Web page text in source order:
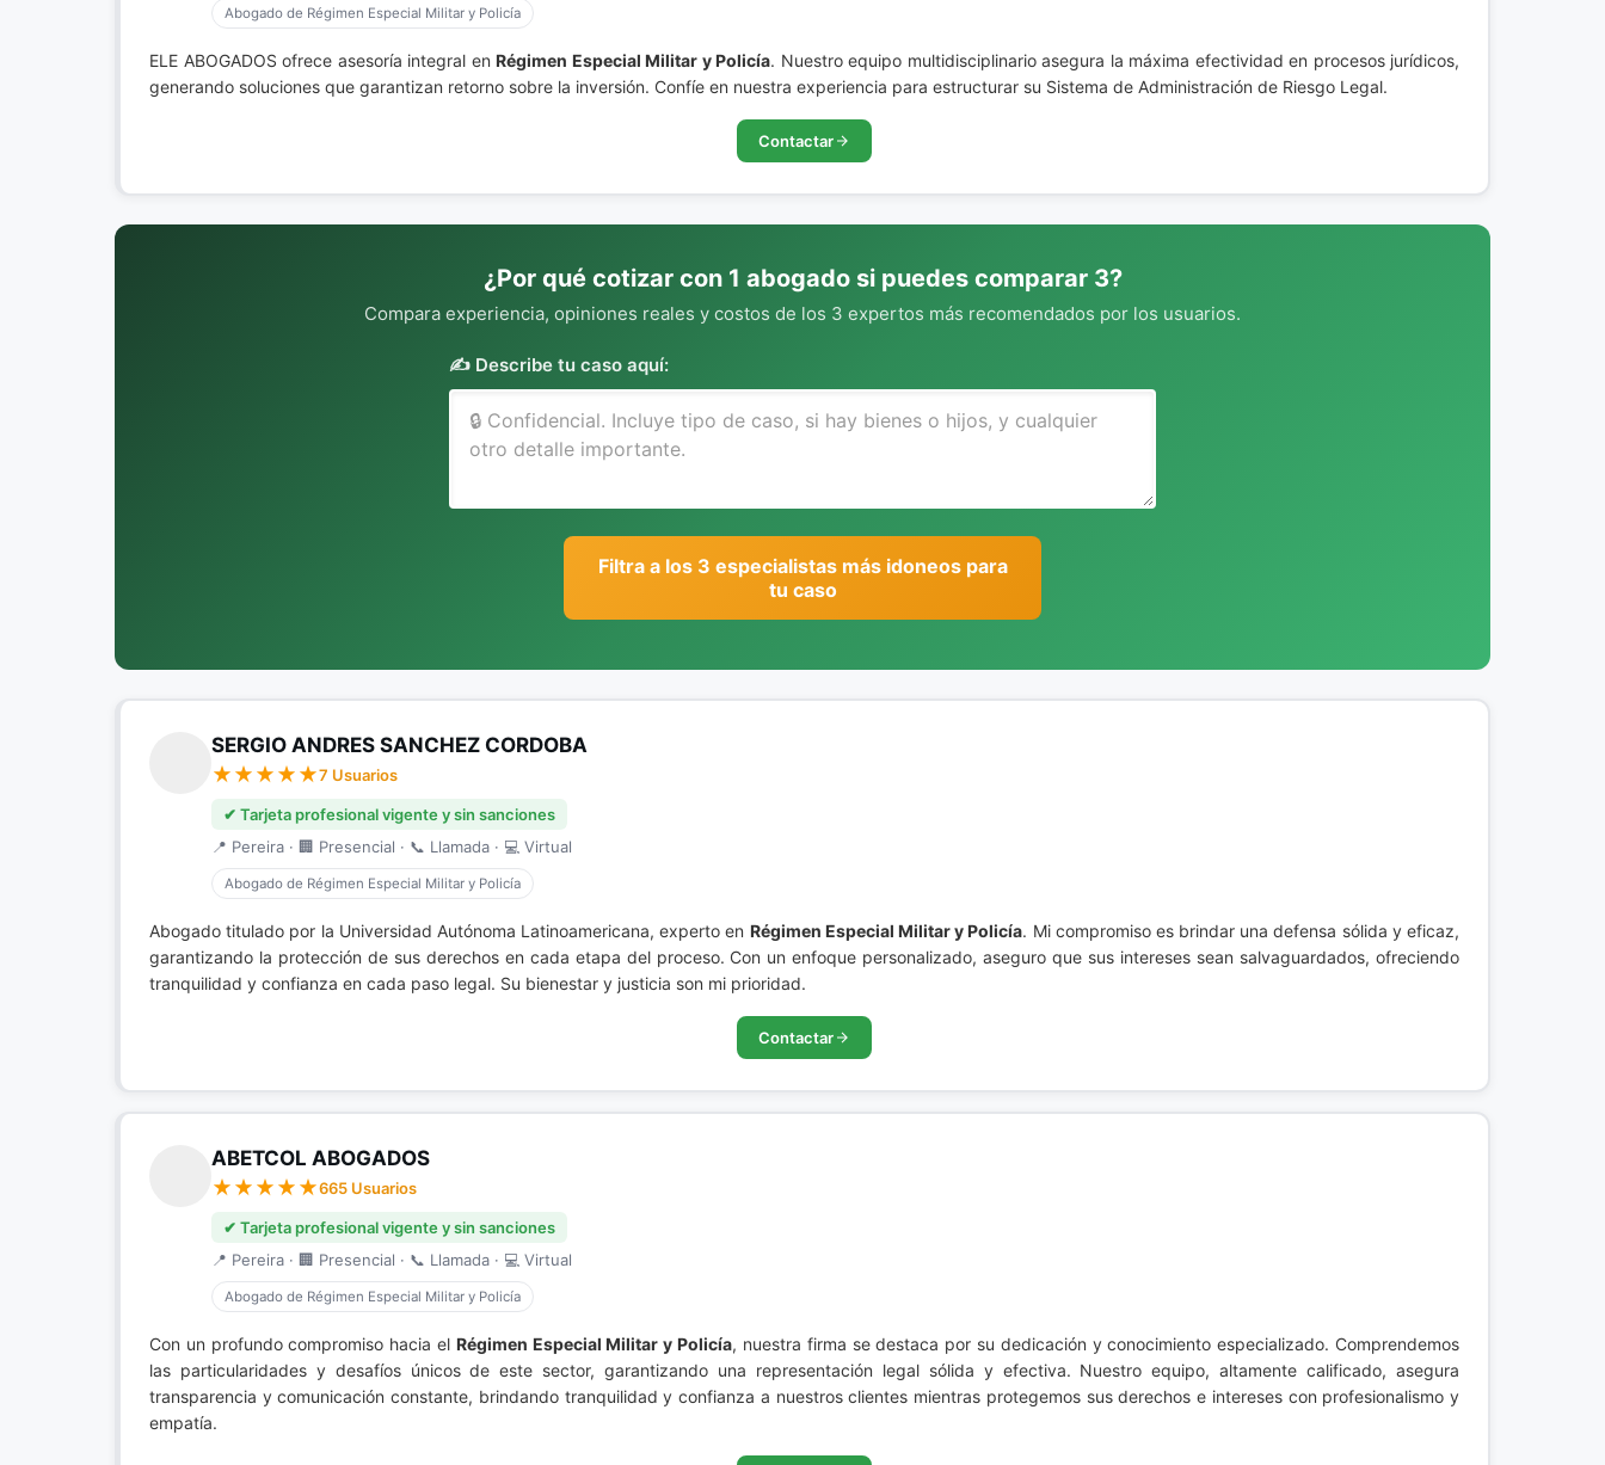
Abogado de Régimen Especial Militar y Policía
ELE ABOGADOS ofrece asesoría integral en Régimen Especial Militar y Policía. Nuestro equipo multidisciplinario asegura la máxima efectividad en procesos jurídicos,
generando soluciones que garantizan retorno sobre la inversión. Confíe en nuestra experiencia para estructurar su Sistema de Administración de Riesgo Legal.
Contactar
¿Por qué cotizar con 1 abogado si puedes comparar 3?
Compara experiencia, opiniones reales y costos de los 3 expertos más recomendados por los usuarios.
✍️ Describe tu caso aquí:
Filtra a los 3 especialistas más idoneos para
tu caso
SERGIO ANDRES SANCHEZ CORDOBA
7 Usuarios
✔ Tarjeta profesional vigente y sin sanciones
📍 Pereira · 🏢 Presencial · 📞 Llamada · 💻 Virtual
Abogado de Régimen Especial Militar y Policía
Abogado titulado por la Universidad Autónoma Latinoamericana, experto en Régimen Especial Militar y Policía. Mi compromiso es brindar una defensa sólida y eficaz,
garantizando la protección de sus derechos en cada etapa del proceso. Con un enfoque personalizado, aseguro que sus intereses sean salvaguardados, ofreciendo
tranquilidad y confianza en cada paso legal. Su bienestar y justicia son mi prioridad.
Contactar
ABETCOL ABOGADOS
665 Usuarios
✔ Tarjeta profesional vigente y sin sanciones
📍 Pereira · 🏢 Presencial · 📞 Llamada · 💻 Virtual
Abogado de Régimen Especial Militar y Policía
Con un profundo compromiso hacia el Régimen Especial Militar y Policía, nuestra firma se destaca por su dedicación y conocimiento especializado. Comprendemos
las particularidades y desafíos únicos de este sector, garantizando una representación legal sólida y efectiva. Nuestro equipo, altamente calificado, asegura
transparencia y comunicación constante, brindando tranquilidad y confianza a nuestros clientes mientras protegemos sus derechos e intereses con profesionalismo y
empatía.